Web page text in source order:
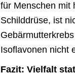
für Menschen mit
Schilddrüse, ist
Isoflavonen nicht
Fazit: Vielfalt